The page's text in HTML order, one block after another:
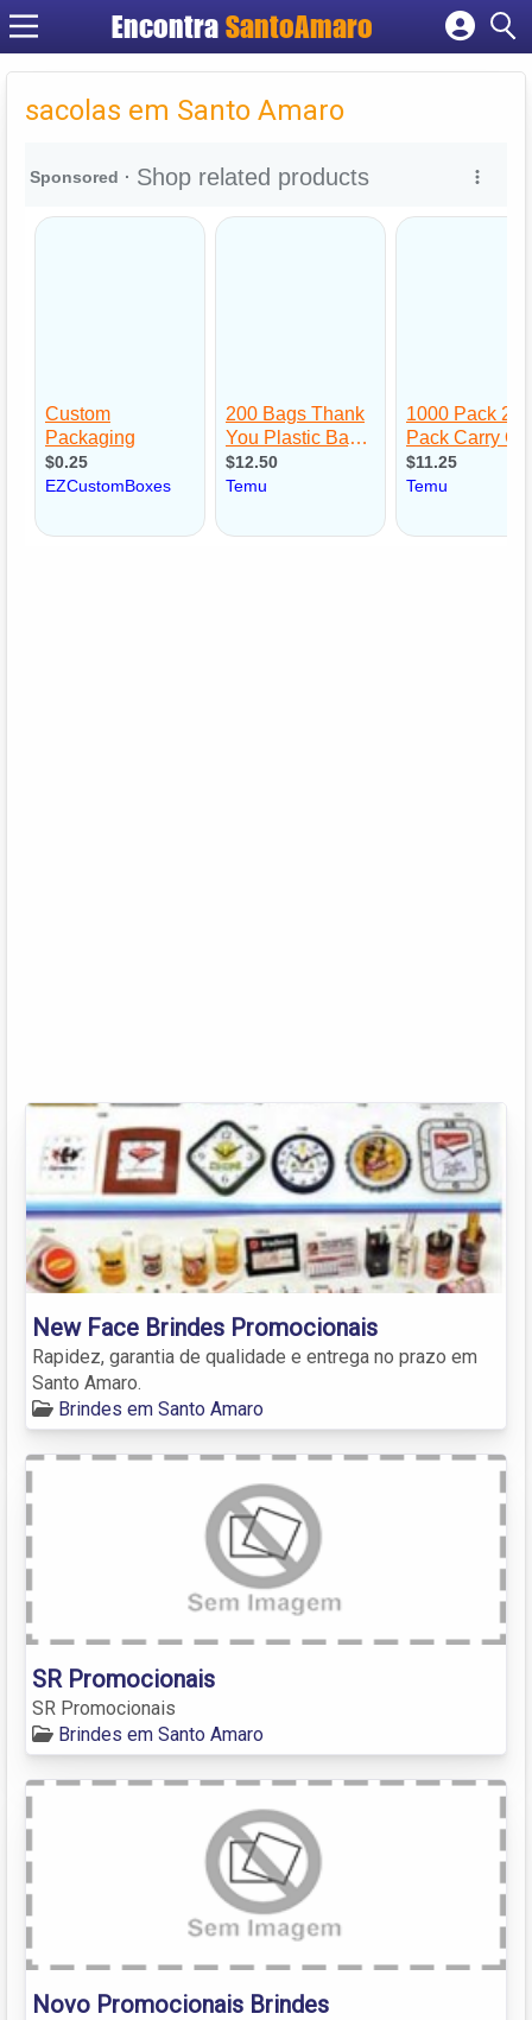
Encontra SantoAmaro
Cadastrar empresa
Criar conta
sacolas em Santo Amaro
New Face Brindes Promocionais
Rapidez, garantia de qualidade e entrega no prazo em
Santo Amaro.
Brindes em Santo Amaro
SR Promocionais
SR Promocionais
Brindes em Santo Amaro
Novo Promocionais Brindes